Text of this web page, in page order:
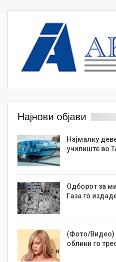
Најнови објави
Најмалку
училиште во
Одборот за
Газа го
(Фото/Видео)
облини го